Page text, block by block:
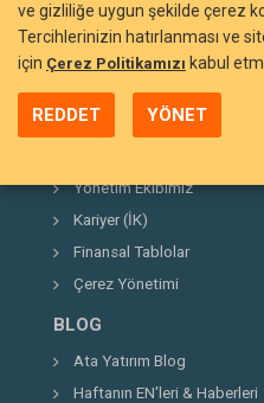
BIZI TANIYIN
Neden Ata Yatırım?
Şirket Hakkında
Yönetim Ekibimiz
Kariyer (İK)
Finansal Tablolar
Çerez Yönetimi
BLOG
Ata Yatırım Blog
Haftanın EN'leri & Haberleri
ve gizliliğe uygun şekilde çerez
Tercihlerinizin hatırlanması ve
için Çerez Politikamızı kabul
REDDET YÖNET